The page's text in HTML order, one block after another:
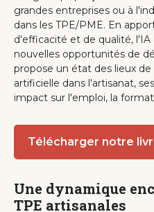
grandes entreprises ou à
dans les TPE/PME. En
d'efficacité et de qualité, l'IA
nouvelles opportunités de
propose un état des lieux
artificielle dans l'artisanat,
impact sur l'emploi, la
Télécharger notre
Une dynamique
TPE artisanales